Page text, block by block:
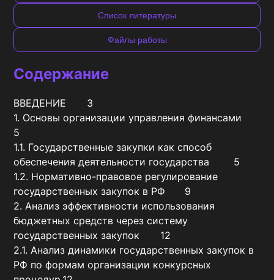
Список литературы
Файлы работы
Содержание
ВВЕДЕНИЕ	3
1. Основы организации управления финансами
5
1.1. Государственные закупки как способ
обеспечения деятельности государства	5
1.2. Нормативно-правовое регулирование
государственных закупок в РФ	9
2. Анализ эффективности использования
бюджетных средств через систему
государственных закупок	12
2.1. Анализ динамики государственных закупок в
РФ по формам организации конкурсных